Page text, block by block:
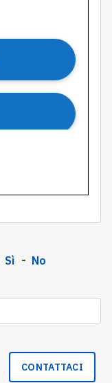
Sì No
CONTATTACI